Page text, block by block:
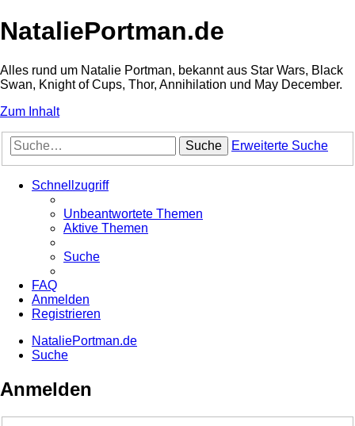
NataliePortman.de
Alles rund um Natalie Portman, bekannt aus Star Wars, Black
Swan, Knight of Cups, Thor, Annihilation und May December.
Zum Inhalt
Suche Erweiterte Suche
Schnellzugriff
Unbeantwortete Themen
Aktive Themen
Suche
FAQ
Anmelden
Registrieren
NataliePortman.de
Suche
Anmelden